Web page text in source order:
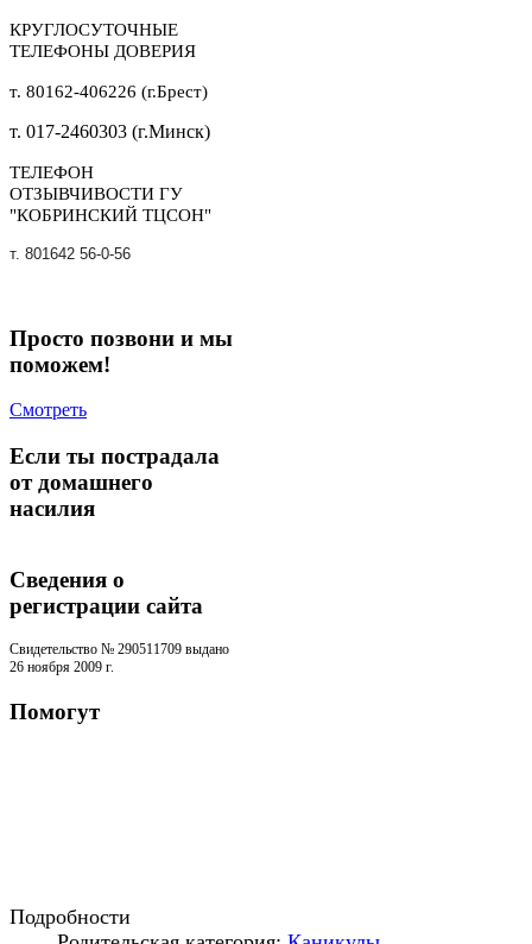
КРУГЛОСУТОЧНЫЕ
ТЕЛЕФОНЫ ДОВЕРИЯ
т. 80162-406226 (г.Брест)
т. 017-2460303 (г.Минск)
ТЕЛЕФОН
ОТЗЫВЧИВОСТИ ГУ
"КОБРИНСКИЙ ТЦСОН"
т. 801642 56-0-56
Просто позвони и мы
поможем!
Смотреть
Если ты пострадала
от домашнего
насилия
Сведения о
регистрации cайта
Свидетельство № 290511709 выдано
26 ноября 2009 г.
Помогут
Подробности